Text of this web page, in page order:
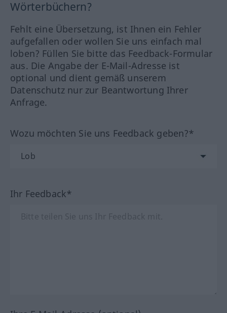
Wörterbüchern?
Fehlt eine Übersetzung, ist Ihnen ein Fehler
aufgefallen oder wollen Sie uns einfach mal
loben? Füllen Sie bitte das Feedback-Formular
aus. Die Angabe der E-Mail-Adresse ist
optional und dient gemäß unserem
Datenschutz nur zur Beantwortung Ihrer
Anfrage.
Wozu möchten Sie uns Feedback geben?*
Ihr Feedback*